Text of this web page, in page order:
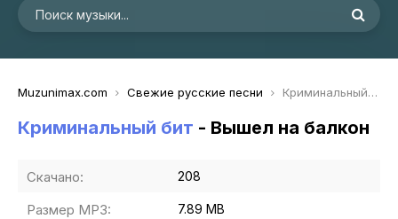
Muzunimax.com Свежие русские песни Криминальный бит - Вышел на балкон
Криминальный бит - Вышел на балкон
Скачано: 208
Размер MP3: 7.89 MB